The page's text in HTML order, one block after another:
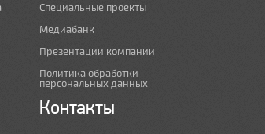
Специальные проекты
Медиабанк
Презентации компании
Политика обработки
персональных данных
Контакты